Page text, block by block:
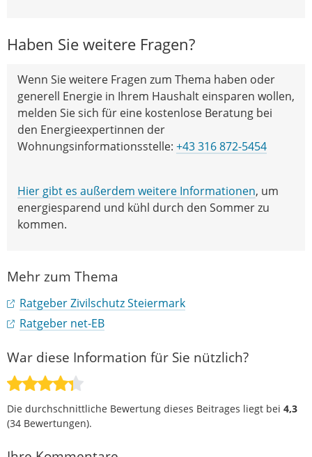
Haben Sie weitere Fragen?
Wenn Sie weitere Fragen zum Thema haben oder
generell Energie in Ihrem Haushalt einsparen wollen,
melden Sie sich für eine kostenlose Beratung bei
den Energieexpertinnen der
Wohnungsinformationsstelle: +43 316 872-5454
Hier gibt es außerdem weitere Informationen, um
energiesparend und kühl durch den Sommer zu
kommen.
Mehr zum Thema
Ratgeber Zivilschutz Steiermark
Ratgeber net-EB
War diese Information für Sie nützlich?
Die durchschnittliche Bewertung dieses Beitrages liegt bei 4,3
(34 Bewertungen).